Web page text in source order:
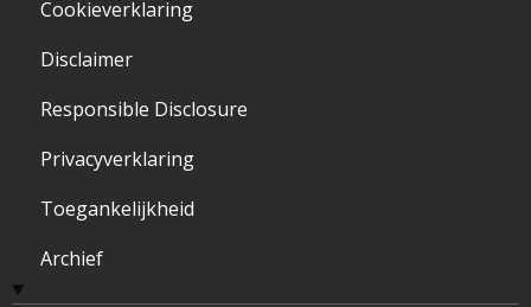
Cookieverklaring
Disclaimer
Responsible Disclosure
Privacyverklaring
Toegankelijkheid
Archief